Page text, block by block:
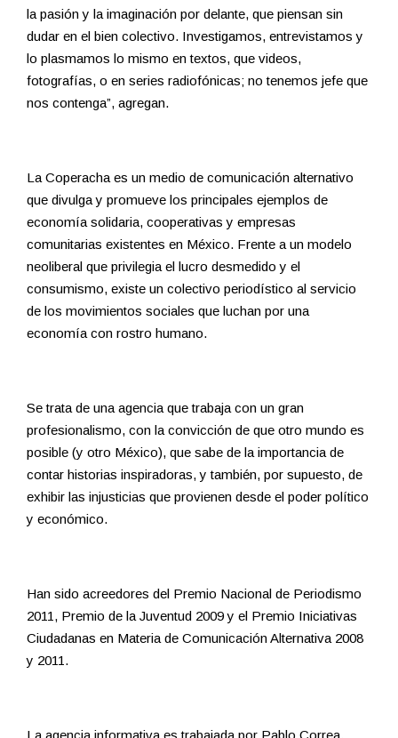
la pasión y la imaginación por delante, que piensan sin
dudar en el bien colectivo. Investigamos, entrevistamos y
lo plasmamos lo mismo en textos, que videos,
fotografías, o en series radiofónicas; no tenemos jefe que
nos contenga”, agregan.
La Coperacha es un medio de comunicación alternativo
que divulga y promueve los principales ejemplos de
economía solidaria, cooperativas y empresas
comunitarias existentes en México. Frente a un modelo
neoliberal que privilegia el lucro desmedido y el
consumismo, existe un colectivo periodístico al servicio
de los movimientos sociales que luchan por una
economía con rostro humano.
Se trata de una agencia que trabaja con un gran
profesionalismo, con la convicción de que otro mundo es
posible (y otro México), que sabe de la importancia de
contar historias inspiradoras, y también, por supuesto, de
exhibir las injusticias que provienen desde el poder político
y económico.
Han sido acreedores del Premio Nacional de Periodismo
2011, Premio de la Juventud 2009 y el Premio Iniciativas
Ciudadanas en Materia de Comunicación Alternativa 2008
y 2011.
La agencia informativa es trabajada por Pablo Correa,